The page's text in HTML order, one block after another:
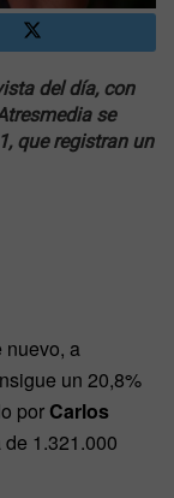
del día, con
se
que registran un
nuevo, a
un 20,8%
por Carlos
1.321.000